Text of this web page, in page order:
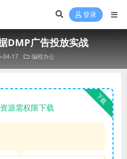
登录
DMP广告投放实战
04-17 编程办公
下载
源需权限下载